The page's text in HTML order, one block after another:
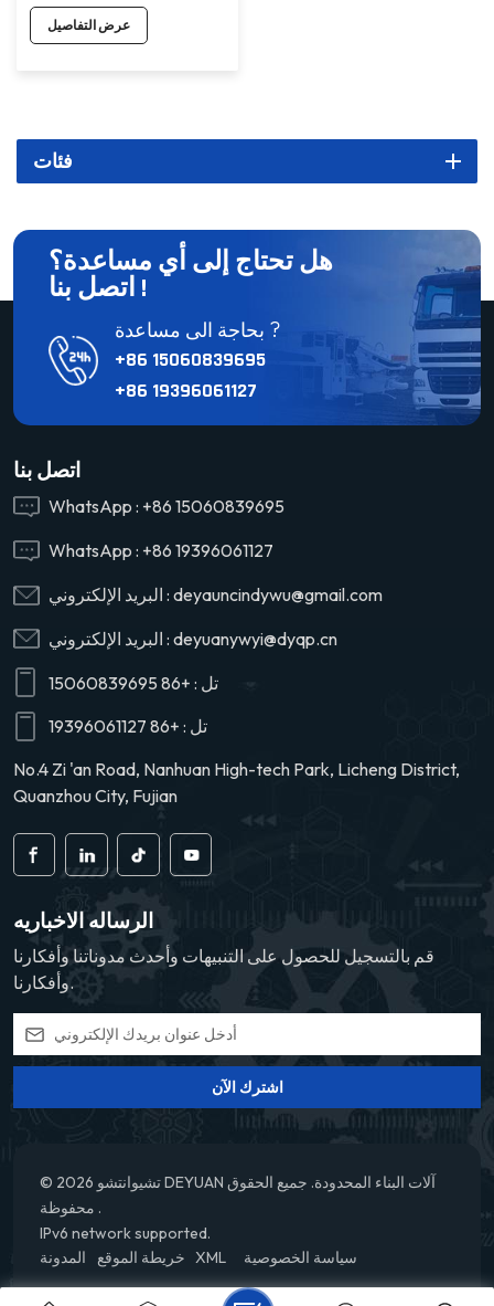
عرض التفاصيل
فئات
هل تحتاج إلى أي مساعدة؟
اتصل بنا !
بحاجة الى مساعدة ?
+86 15060839695
+86 19396061127
اتصل بنا
WhatsApp : +86 15060839695
WhatsApp : +86 19396061127
البريد الإلكتروني : deyauncindywu@gmail.com
البريد الإلكتروني : deyuanywyi@dyqp.cn
تل : +86 15060839695
تل : +86 19396061127
No.4 Zi 'an Road, Nanhuan High-tech Park, Licheng District,
Quanzhou City, Fujian
الرساله الاخباريه
قم بالتسجيل للحصول على التنبيهات وأحدث مدوناتنا وأفكارنا
وأفكارنا.
اشترك الآن
© 2026 تشيوانتشو DEYUAN آلات البناء المحدودة. جميع الحقوق
محفوظة .
IPv6 network supported.
المدونة
خريطة الموقع XML سياسة الخصوصية